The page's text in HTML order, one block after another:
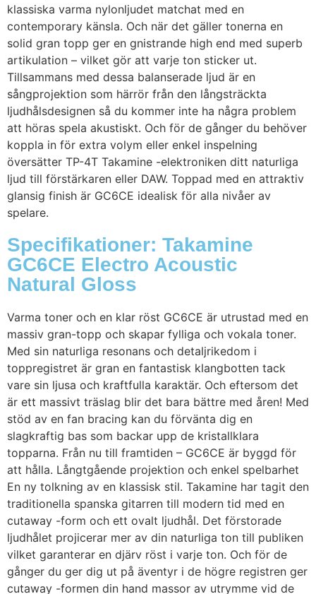
klassiska varma nylonljudet matchat med en
contemporary känsla. Och när det gäller tonerna en
solid gran topp ger en gnistrande high end med superb
artikulation – vilket gör att varje ton sticker ut.
Tillsammans med dessa balanserade ljud är en
sångprojektion som härrör från den långsträckta
ljudhålsdesignen så du kommer inte ha några problem
att höras spela akustiskt. Och för de gånger du behöver
koppla in för extra volym eller enkel inspelning
översätter TP-4T Takamine -elektroniken ditt naturliga
ljud till förstärkaren eller DAW. Toppad med en attraktiv
glansig finish är GC6CE idealisk för alla nivåer av
spelare.
Specifikationer: Takamine
GC6CE Electro Acoustic
Natural Gloss
Varma toner och en klar röst GC6CE är utrustad med en
massiv gran-topp och skapar fylliga och vokala toner.
Med sin naturliga resonans och detaljrikedom i
toppregistret är gran en fantastisk klangbotten tack
vare sin ljusa och kraftfulla karaktär. Och eftersom det
är ett massivt träslag blir det bara bättre med åren! Med
stöd av en fan bracing kan du förvänta dig en
slagkraftig bas som backar upp de kristallklara
topparna. Från nu till framtiden – GC6CE är byggd för
att hålla. Långtgående projektion och enkel spelbarhet
En ny tolkning av en klassisk stil. Takamine har tagit den
traditionella spanska gitarren till modern tid med en
cutaway -form och ett ovalt ljudhål. Det förstorade
ljudhålet projicerar mer av din naturliga ton till publiken
vilket garanterar en djärv röst i varje ton. Och för de
gånger du ger dig ut på äventyr i de högre registren ger
cutaway -formen din hand massor av utrymme vid de